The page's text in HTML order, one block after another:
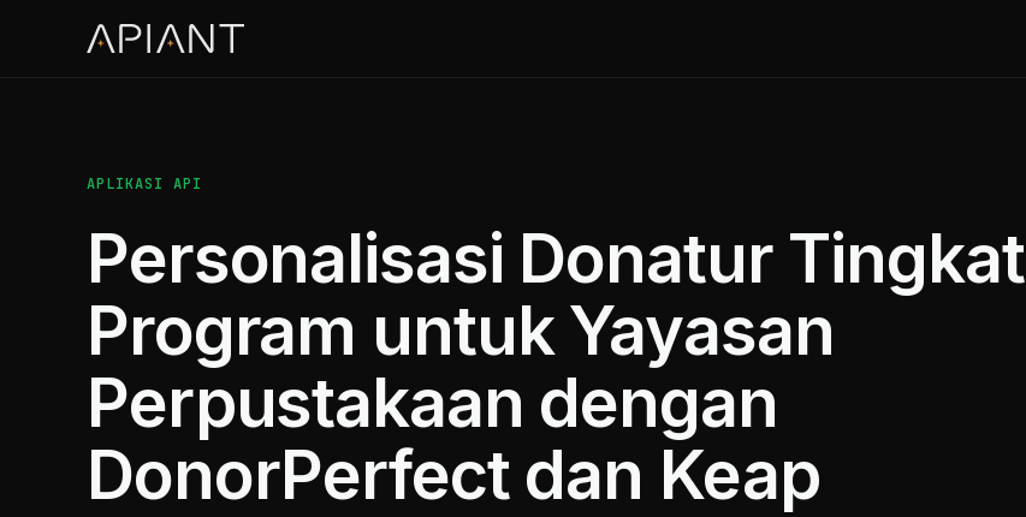
APLIKASI API
Personalisasi Donatur Tingkat
Program untuk Yayasan
Perpustakaan dengan
DonorPerfect dan Keap